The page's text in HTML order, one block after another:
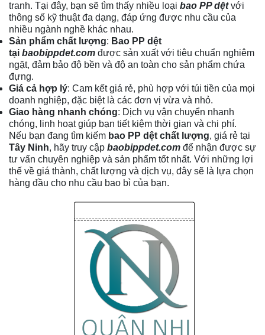
tranh. Tại đây, bạn sẽ tìm thấy nhiều loại bao PP dệtvới
thông số kỹ thuật đa dạng, đáp ứng được nhu cầu của
nhiều ngành nghề khác nhau.
Sản phẩm chất lượng: Bao PP dệt
tại baobippdet.com được sản xuất với tiêu chuẩn nghiêm
ngặt, đảm bảo độ bền và độ an toàn cho sản phẩm chứa
đựng.
Giá cả hợp lý: Cam kết giá rẻ, phù hợp với túi tiền của mọi
doanh nghiệp, đặc biệt là các đơn vị vừa và nhỏ.
Giao hàng nhanh chóng: Dịch vụ vận chuyển nhanh
chóng, linh hoạt giúp bạn tiết kiệm thời gian và chi phí.
Nếu bạn đang tìm kiếm bao PP dệt chất lượng, giá rẻ tại
Tây Ninh, hãy truy cập baobippdet.com để nhận được sự
tư vấn chuyên nghiệp và sản phẩm tốt nhất. Với những lợi
thế về giá thành, chất lượng và dịch vụ, đây sẽ là lựa chọn
hàng đầu cho nhu cầu bao bì của bạn.